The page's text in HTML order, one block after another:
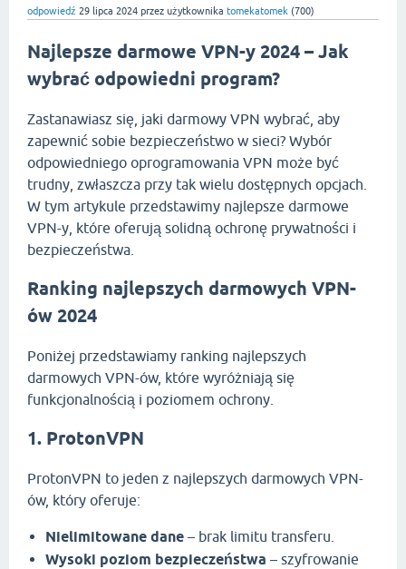
odpowiedź 29 lipca 2024 przez użytkownika tomekatomek (700)
Najlepsze darmowe VPN-y 2024 – Jak
wybrać odpowiedni program?
Zastanawiasz się, jaki darmowy VPN wybrać, aby
zapewnić sobie bezpieczeństwo w sieci? Wybór
odpowiedniego oprogramowania VPN może być
trudny, zwłaszcza przy tak wielu dostępnych opcjach.
W tym artykule przedstawimy najlepsze darmowe
VPN-y, które oferują solidną ochronę prywatności i
bezpieczeństwa.
Ranking najlepszych darmowych VPN-
ów 2024
Poniżej przedstawiamy ranking najlepszych
darmowych VPN-ów, które wyróżniają się
funkcjonalnością i poziomem ochrony.
1. ProtonVPN
ProtonVPN to jeden z najlepszych darmowych VPN-
ów, który oferuje:
Nielimitowane dane – brak limitu transferu.
Wysoki poziom bezpieczeństwa – szyfrowanie